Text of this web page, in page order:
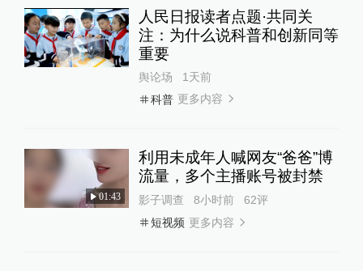
人民日报读者点题·共同关
注：为什么说科普和创新同等
重要
舆论场
1天前
科普 更多内容
01:43
利用未成年人喊网友“爸爸”博
流量，多个主播账号被封禁
影子调查 8小时前 62评
短视频 更多内容